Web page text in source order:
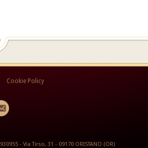
Cookie Policy
- Via Tirso, 31 - 09170 ORISTANO (OR)